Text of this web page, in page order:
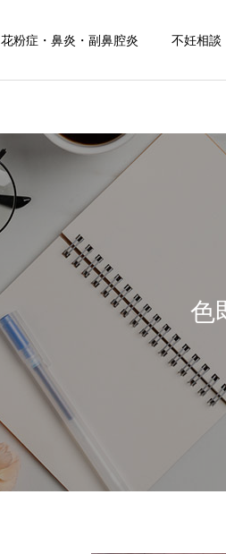
花粉症・鼻炎・副鼻腔炎 不妊相談
お盆期間中のご相談につい
色